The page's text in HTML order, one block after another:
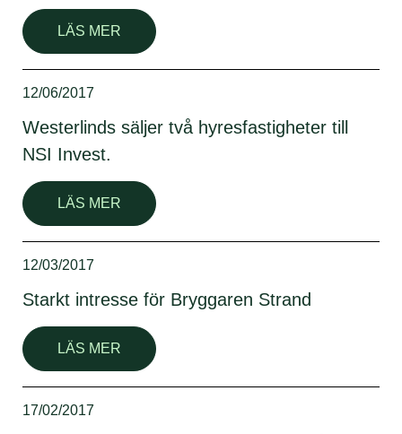
LÄS MER
12/06/2017
Westerlinds säljer två hyresfastigheter till
NSI Invest.
LÄS MER
12/03/2017
Starkt intresse för Bryggaren Strand
LÄS MER
17/02/2017